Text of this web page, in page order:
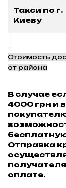
Такси по г.
Киеву
Стоимость
от района
В случае
4000 грн и
Отправка
оплате.